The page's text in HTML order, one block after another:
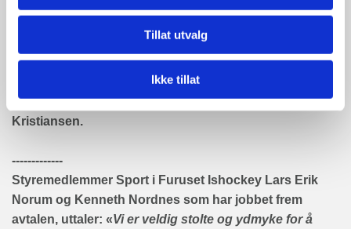
Tillat utvalg
Ikke tillat
Ishockey Elite IF. Denne organisasjonen har eget
elitestyre, som administrerer A-laget og dets
Klubben har også engasjert en ny daglig leder, Anders
Kristiansen.
-------------
Styremedlemmer Sport i Furuset Ishockey Lars Erik
Norum og Kenneth Nordnes som har jobbet frem
avtalen, uttaler: «Vi er veldig stolte og ydmyke for å